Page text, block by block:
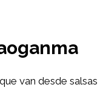
van desde